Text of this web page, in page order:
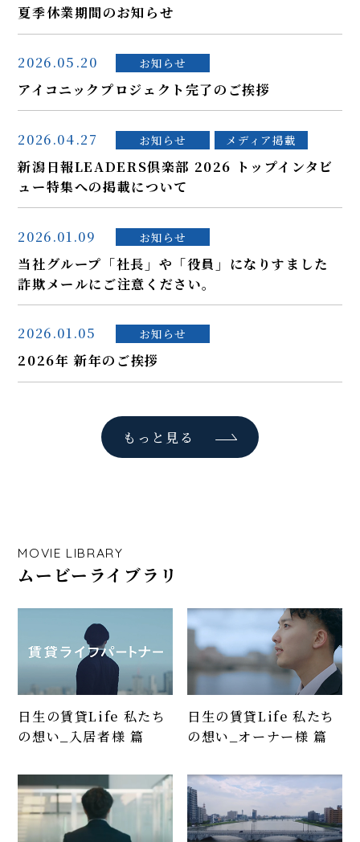
夏季休業期間のお知らせ
2026.05.20 お知らせ
アイコニックプロジェクト完了のご挨拶
2026.04.27 お知らせ メディア掲載
新潟日報LEADERS倶楽部 2026 トップインタビ
ュー特集への掲載について
2026.01.09 お知らせ
当社グループ「社長」や「役員」になりすました
詐欺メールにご注意ください。
2026.01.05 お知らせ
2026年 新年のご挨拶
もっと見る
MOVIE LIBRARY
ムービーライブラリ
日生の賃貸Life 私たち
の想い_入居者様 篇
日生の賃貸Life 私たち
の想い_オーナー様 篇